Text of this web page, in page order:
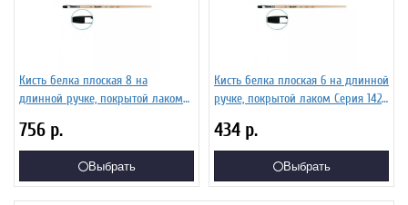
Кисть белка плоская 8 на
длинной ручке, покрытой лаком
756 р.
Выбрать
Кисть белка плоская 6 на длинной
ручке, покрытой лаком Серия 1422
434 р.
Выбрать